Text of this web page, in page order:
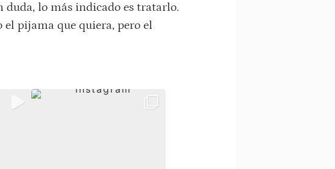
duda, lo más indicado es tratarlo.
el pijama que quiera, pero el